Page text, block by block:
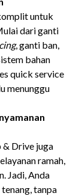
untuk
dari ganti
, ganti ban,
bahan
quick service
menunggu
& Drive juga
ramah,
Jadi, Anda
tanpa